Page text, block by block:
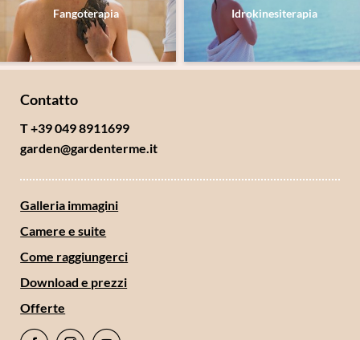
Fangoterapia Idrokinesiterapia
Contatto
T +39 049 8911699
garden@gardenterme.it
Galleria immagini
Camere e suite
Come raggiungerci
Download e prezzi
Offerte
*campi obbligatori
Invia